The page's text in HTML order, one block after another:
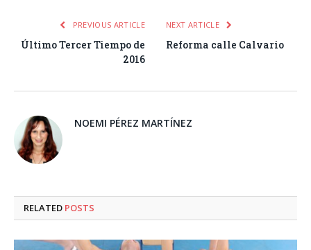
PREVIOUS ARTICLE
Último Tercer Tiempo de
2016
NEXT ARTICLE
Reforma calle Calvario
NOEMI PÉREZ MARTÍNEZ
RELATED POSTS